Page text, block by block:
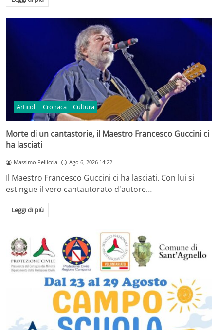
Articoli Cronaca Cultura
Morte di un cantastorie, il Maestro Francesco Guccini ci
ha lasciati
Massimo Pelliccia Ago 6, 2026 14:22
Il Maestro Francesco Guccini ci ha lasciati. Con lui si
estingue il vero cantautorato d'autore…
Leggi di più